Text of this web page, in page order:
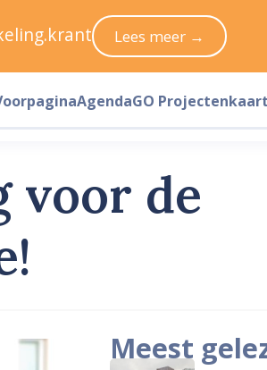
voor de
Meest
Lees meer →
AgendaGO Projectenkaart